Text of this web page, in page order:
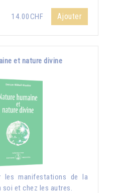
14.00CHF Ajouter
et nature divine
les manifestations de la
soi et chez les autres.